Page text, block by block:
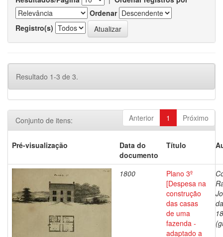
Ordenar
Registro(s)
Resultado 1-3 de 3.
Anterior 1 Próximo
Conjunto de itens:
Pré-visualização
Data do
documento
Título
1800
Plano 3º
[Despesa na
construção
das casas
de uma
fazenda -
adaptado a